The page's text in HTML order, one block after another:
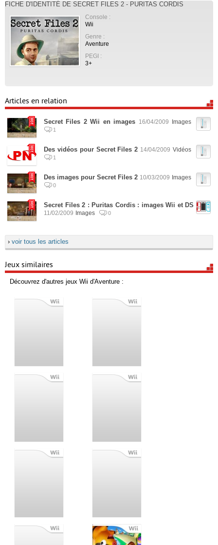
FICHE D'IDENTITÉ DE SECRET FILES 2 - PURITAS CORDIS
Console :
Wii
Genre :
Aventure
PEGI :
3+
Articles en relation
Secret Files 2 Wii en images 16/04/2009 Images
1
Des vidéos pour Secret Files 2 14/04/2009 Vidéos
1
Des images pour Secret Files 2 10/03/2009 Images
0
Secret Files 2 : Puritas Cordis : images Wii et DS
11/02/2009 Images 0
› voir tous les articles
Jeux similaires
Découvrez d'autres jeux Wii d'Aventure :